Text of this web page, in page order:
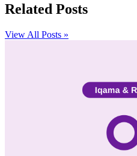
Related Posts
View All Posts »